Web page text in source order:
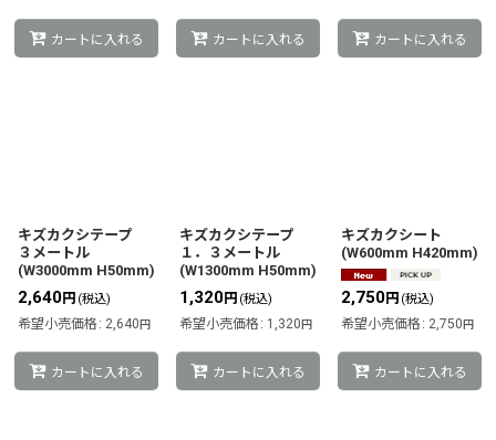
カートに入れる カートに入れる カートに入れる
キズカクシテープ
３メートル
(W3000mm H50mm)
2,640円 (税込)
希望小売価格 : 2,640円
カートに入れる
キズカクシテープ
１．３メートル
(W1300mm H50mm)
1,320円 (税込)
希望小売価格 : 1,320円
カートに入れる
キズカクシート
(W600mm H420mm)
2,750円 (税込)
希望小売価格 : 2,750円
カートに入れる